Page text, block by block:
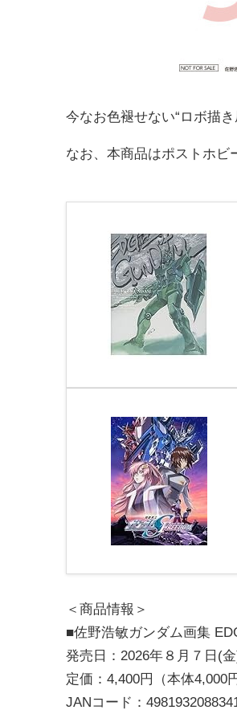
今なお色褪せない“ロボ描
なお、本商品はポストホビ
＜商品情報＞
■佐野浩敏ガンダム画集
発売日：2026年８月７日(
定価：4,400円（本体4,000
JANコード：